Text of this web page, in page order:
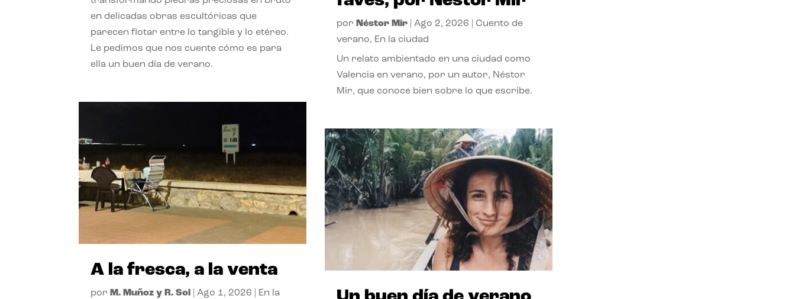
en delicadas obras escultóricas que
parecen flotar entre lo tangible y lo etéreo.
Le pedimos que nos cuente cómo es para
ella un buen día de verano.
A la fresca, a la venta
por M. Muñoz y R. Sol |Ago 1, 2026 En la
por Néstor Mir| Ago 2, 2026
Cuento de
verano, En la ciudad
Un relato ambientado en una ciudad como
Valencia en verano, por un autor, Néstor
Mir, que conoce bien sobre lo que escribe.